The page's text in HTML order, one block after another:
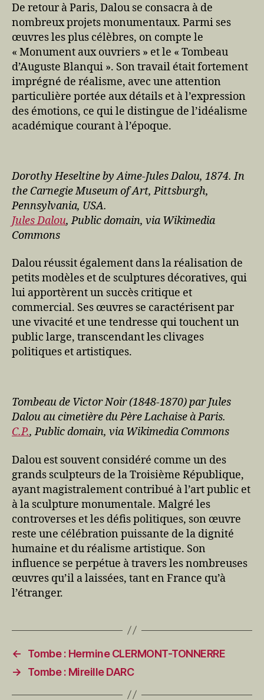
De retour à Paris, Dalou se consacra à de
nombreux projets monumentaux. Parmi ses
œuvres les plus célèbres, on compte le
« Monument aux ouvriers » et le « Tombeau
d’Auguste Blanqui ». Son travail était fortement
imprégné de réalisme, avec une attention
particulière portée aux détails et à l’expression
des émotions, ce qui le distingue de l’idéalisme
académique courant à l’époque.
Dorothy Heseltine by Aime-Jules Dalou, 1874. In
the Carnegie Museum of Art, Pittsburgh,
Pennsylvania, USA.
Jules Dalou, Public domain, via Wikimedia
Commons
Dalou réussit également dans la réalisation de
petits modèles et de sculptures décoratives, qui
lui apportèrent un succès critique et
commercial. Ses œuvres se caractérisent par
une vivacité et une tendresse qui touchent un
public large, transcendant les clivages
politiques et artistiques.
Tombeau de Victor Noir (1848-1870) par Jules
Dalou au cimetière du Père Lachaise à Paris.
C.P., Public domain, via Wikimedia Commons
Dalou est souvent considéré comme un des
grands sculpteurs de la Troisième République,
ayant magistralement contribué à l’art public et
à la sculpture monumentale. Malgré les
controverses et les défis politiques, son œuvre
reste une célébration puissante de la dignité
humaine et du réalisme artistique. Son
influence se perpétue à travers les nombreuses
œuvres qu’il a laissées, tant en France qu’à
l’étranger.
←
Tombe : Hermine CLERMONT-TONNERRE
→
Tombe : Mireille DARC